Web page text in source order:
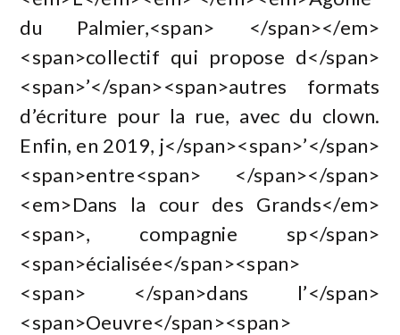
du Palmier,<span> </span></em>
<span>collectif qui propose d</span>
<span>’</span><span>autres formats
d’écriture pour la rue, avec du clown.
Enfin, en 2019, j</span><span>’</span>
<span>entre<span> </span></span>
<em>Dans la cour des Grands</em>
<span>, compagnie sp</span>
<span>écialisée</span><span>
<span> </span>dans l’</span>
<span>Oeuvre</span><span>